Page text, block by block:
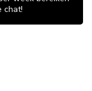
chat!